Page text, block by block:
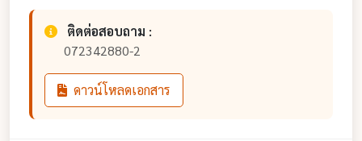
ติดต่อสอบถาม :
072342880-2
ดาวน์โหลดเอกสาร